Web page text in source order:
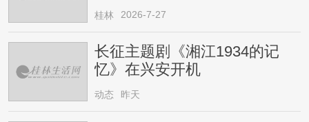
桂林 2026-7-27
长征主题剧《湘江1934的记
忆》在兴安开机
动态 昨天